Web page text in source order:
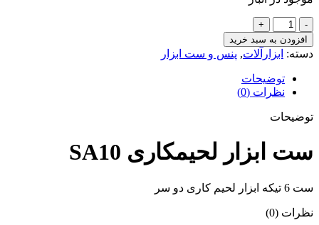
ست
ابزار
لحیمکاری
SA10
عدد
افزودن به سبد خرید
دسته: ابزارآلات, پنس و ست ابزار
توضیحات
نظرات (0)
توضیحات
ست ابزار لحیمکاری SA10
ست 6 تیکه ابزار لحیم کاری دو سر
نظرات (0)